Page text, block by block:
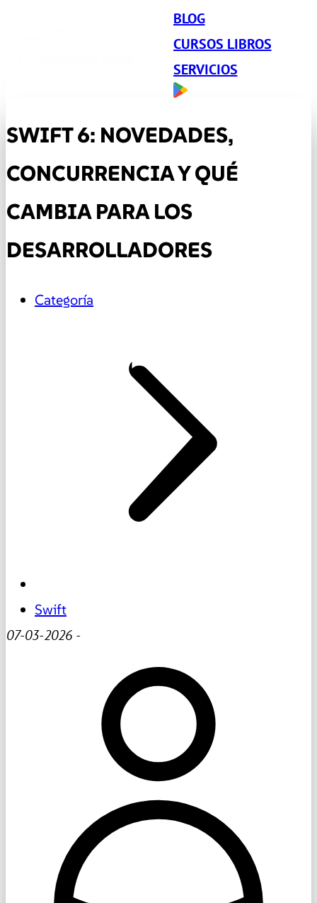
BLOG
CURSOS LIBROS
SERVICIOS
SWIFT 6: NOVEDADES,
CONCURRENCIA Y QUÉ
CAMBIA PARA LOS
DESARROLLADORES
Categoría
Swift
07-03-2026 -